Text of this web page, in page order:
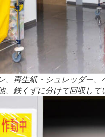
、再生紙・シュレッダー
鉄くずに分けて回収して